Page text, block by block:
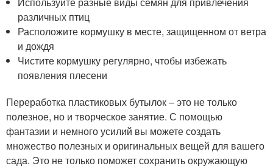
различных птиц
Расположите кормушку в месте, защищенном от ветра
и дождя
Чистите кормушку регулярно, чтобы избежать
появления плесени
Переработка пластиковых бутылок – это не только
полезное, но и творческое занятие. С помощью
фантазии и немного усилий вы можете создать
множество полезных и оригинальных вещей для вашего
сада. Это не только поможет сохранить окружающую